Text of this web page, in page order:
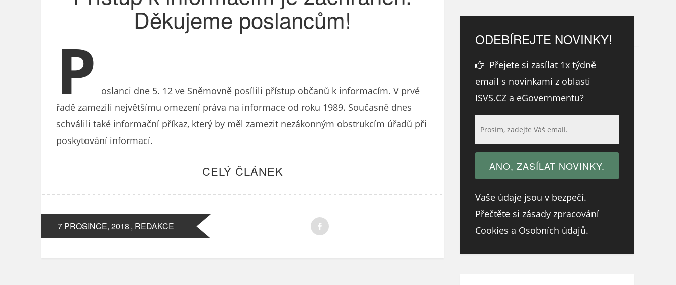
Děkujeme poslancům!
P
oslanci dne 5. 12 ve Sněmovně posílili přístup občanů k informacím. V prvé
řadě zamezili největšímu omezení práva na informace od roku 1989. Současně dnes
schválili také informační příkaz, který by měl zamezit nezákonným obstrukcím úřadů při
poskytování informací.
CELÝ ČLÁNEK
7 PROSINCE, 2018 , REDAKCE
ODEBÍREJTE NOVINKY!
Přejete si zasílat 1x týdně
email s novinkami z oblasti
ISVS.CZ a eGovernmentu?
Vaše údaje jsou v bezpečí.
Přečtěte si zásady zpracování
Cookies a Osobních údajů.